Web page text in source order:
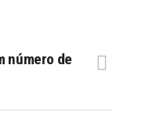
número de